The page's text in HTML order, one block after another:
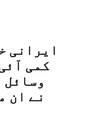
ایرانی
کمی
وسائل
نے ان